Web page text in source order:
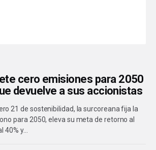
cero emisiones para 2050
devuelve a sus accionistas
21 de sostenibilidad, la surcoreana fija la
para 2050, eleva su meta de retorno al
40% y…